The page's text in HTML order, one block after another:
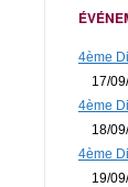
4ème
17/
4ème
18/
4ème
19/